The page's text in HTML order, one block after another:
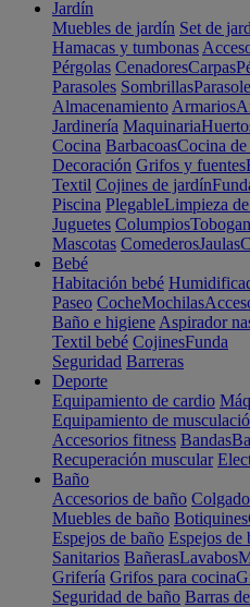
Jardín
Muebles de jardín Set de
Hamacas y tumbonas
Pérgolas CenadoresCarpas
Parasoles Sombrillas
Almacenamiento Armarios
Jardinería Maquinaria
Cocina BarbacoasCocina
Decoración Grifos y fuentes
Textil Cojines de jardín
Piscina PlegableLimpieza
Juguetes Columpios
Mascotas ComederosJaulas
Bebé
Habitación bebé
Paseo CocheMochilas
Baño e higiene Aspirador
Textil bebé CojinesFunda
Seguridad Barreras
Deporte
Equipamiento de cardio
Equipamiento de
Accesorios fitness Bandas
Recuperación muscular
Baño
Accesorios de baño
Muebles de baño Botiquines
Espejos de baño Espejos de
Sanitarios BañerasLavabos
Grifería Grifos para cocina
Seguridad de baño Barras